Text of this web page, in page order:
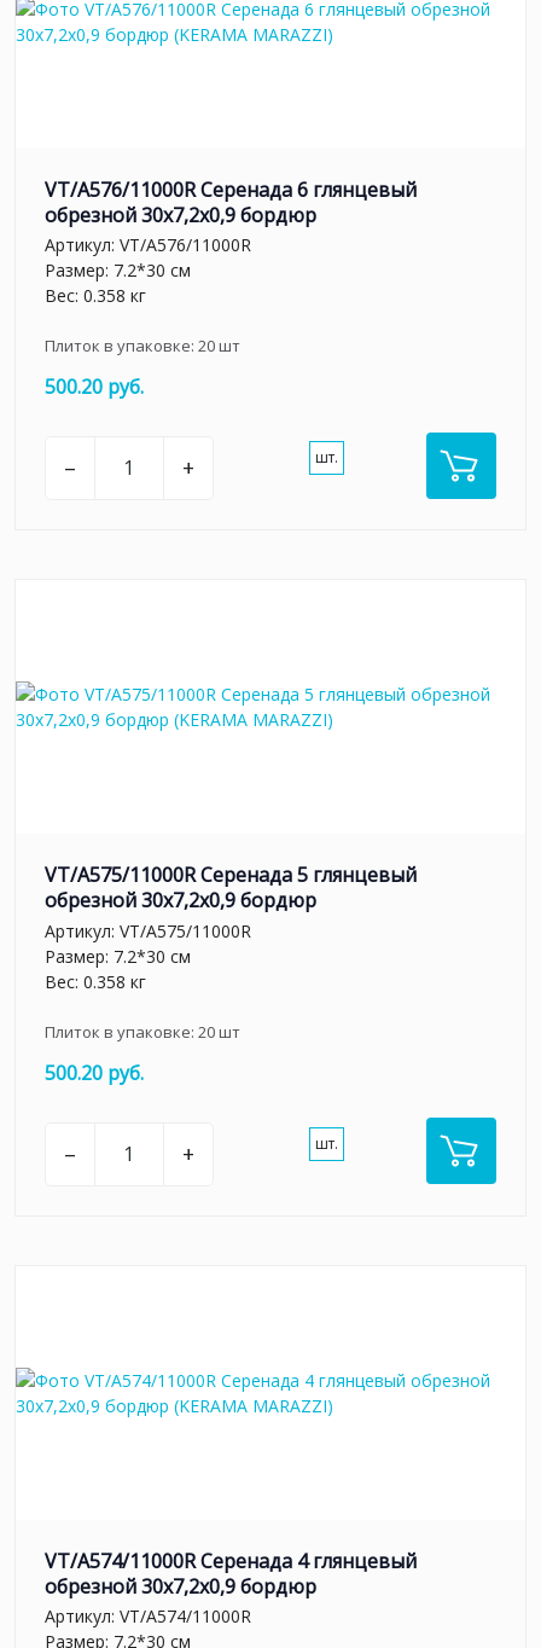
VT/A576/11000R Серенада 6 глянцевый
обрезной 30x7,2x0,9 бордюр
Артикул: VT/A576/11000R
Размер: 7.2*30 см
Вес: 0.358 кг
Плиток в упаковке: 20шт
500.20 руб.
– + шт.
VT/A575/11000R Серенада 5 глянцевый
обрезной 30x7,2x0,9 бордюр
Артикул: VT/A575/11000R
Размер: 7.2*30 см
Вес: 0.358 кг
Плиток в упаковке: 20шт
500.20 руб.
– + шт.
VT/A574/11000R Серенада 4 глянцевый
обрезной 30x7,2x0,9 бордюр
Артикул: VT/A574/11000R
Размер: 7.2*30 см